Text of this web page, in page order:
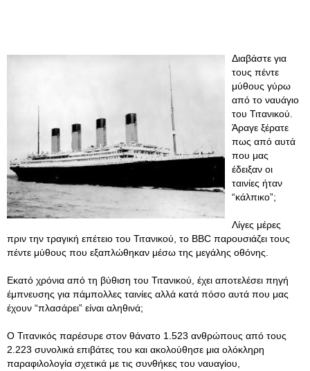
Διαβάστε για
τους πέντε
μύθους γύρω
από το ναυάγιο
του Τιτανικού.
Άραγε ξέρατε
πως από αυτά
που μας
έδειξαν οι
ταινίες ήταν
“κάλπικο”;
Λίγες μέρες
πριν την τραγική επέτειο του Τιτανικού, το BBC παρουσιάζει τους
πέντε μύθους που εξαπλώθηκαν μέσω της μεγάλης οθόνης.
Εκατό χρόνια από τη βύθιση του Τιτανικού, έχει αποτελέσει πηγή
έμπνευσης για πάμπολλες ταινίες αλλά κατά πόσο αυτά που μας
έχουν “πλασάρει” είναι αληθινά;
Ο Τιτανικός παρέσυρε στον θάνατο 1.523 ανθρώπους από τους
2.223 συνολικά επιβάτες του και ακολούθησε μια ολόκληρη
παραφιλολογία σχετικά με τις συνθήκες του ναυαγίου,